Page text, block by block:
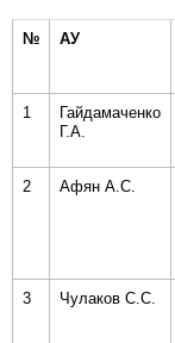
№ АУ
1
Гайдамаченко
Г.А.
2 Афян А.С.
3 Чулаков С.С.